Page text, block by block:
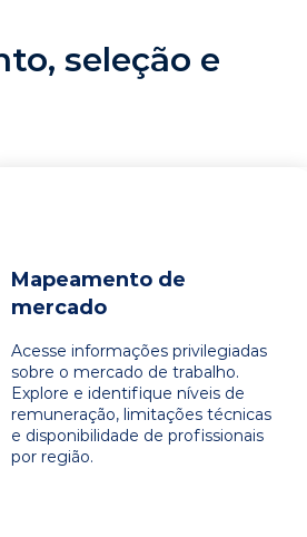
seleção e
Mapeamento de
mercado
Acesse informações privilegiadas
sobre o mercado de trabalho.
Explore e identifique níveis de
remuneração, limitações técnicas
e disponibilidade de profissionais
por região.